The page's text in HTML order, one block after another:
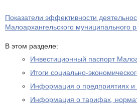
Показатели эффективности
Малоархангельского муниципального
В этом разделе:
Инвестиционный паспорт
Итоги социально-
Информация о предприятиях и
Информация о тарифах,